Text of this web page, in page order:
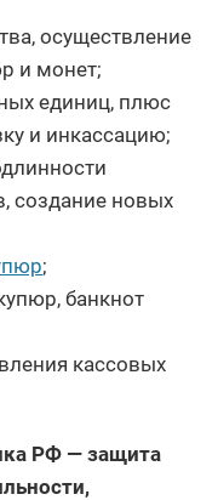
осуществление
и монет;
единиц, плюс
и инкассацию;
создание новых
;
банкнот
кассовых
РФ — защита